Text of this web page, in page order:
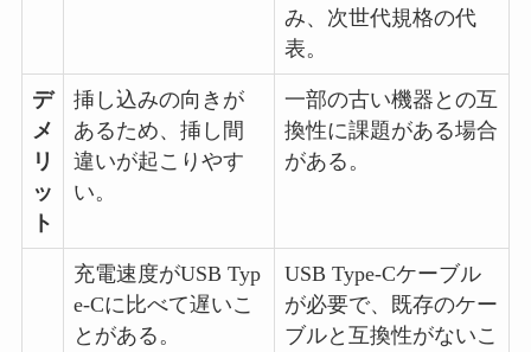
み、次世代規格の代
表。
デ
メ
リ
ッ
ト
挿し込みの向きが
あるため、挿し間
違いが起こりやす
い。
一部の古い機器との互
換性に課題がある場合
がある。
充電速度がUSB Typ
e-Cに比べて遅いこ
とがある。
USB Type-Cケーブル
が必要で、既存のケー
ブルと互換性がないこ